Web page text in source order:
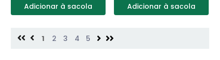
Adicionar à sacola Adicionar à sacola
1 2 3 4 5